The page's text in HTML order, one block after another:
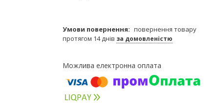
повернення товару
протягом 14 днів за домовленістю